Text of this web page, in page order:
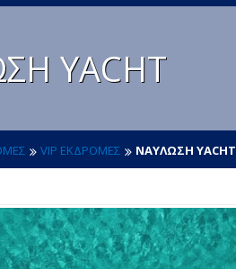
YACHT
VIP ΕΚΔΡΟΜΕΣ ΝΑΥΛΩΣΗ YACHT